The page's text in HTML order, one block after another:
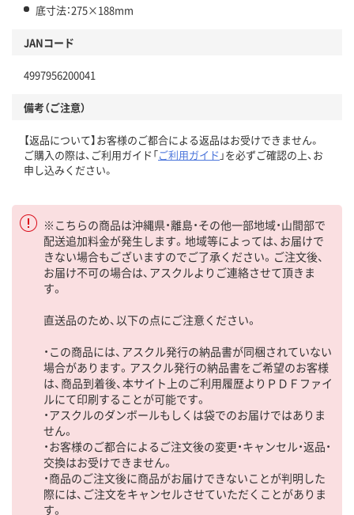
底寸法：275×188mm
JANコード
4997956200041
備考（ご注意）
【返品について】お客様のご都合による返品はお受けできません。
ご購入の際は、ご利用ガイド「ご利用ガイド 」を必ずご確認の上、お
申し込みください。
※こちらの商品は沖縄県・離島・その他一部地域・山間部で
配送追加料金が発生します。地域等によっては、お届けで
きない場合もございますのでご了承ください。ご注文後、
お届け不可の場合は、アスクルよりご連絡させて頂きま
す。
直送品のため、以下の点にご注意ください。
・この商品には、アスクル発行の納品書が同梱されていない
場合があります。アスクル発行の納品書をご希望のお客様
は、商品到着後、本サイト上のご利用履歴よりＰＤＦファイ
ルにて印刷することが可能です。
・アスクルのダンボールもしくは袋でのお届けではありま
せん。
・お客様のご都合によるご注文後の変更・キャンセル・返品・
交換はお受けできません。
・商品のご注文後に商品がお届けできないことが判明した
際には、ご注文をキャンセルさせていただくことがありま
す。